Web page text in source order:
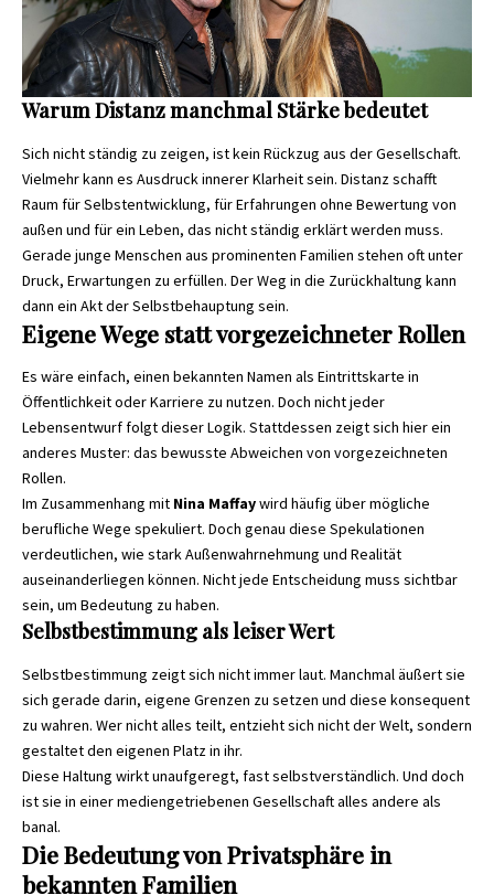
Warum Distanz manchmal Stärke bedeutet
Sich nicht ständig zu zeigen, ist kein Rückzug aus der Gesellschaft.
Vielmehr kann es Ausdruck innerer Klarheit sein. Distanz schafft
Raum für Selbstentwicklung, für Erfahrungen ohne Bewertung von
außen und für ein Leben, das nicht ständig erklärt werden muss.
Gerade junge Menschen aus prominenten Familien stehen oft unter
Druck, Erwartungen zu erfüllen. Der Weg in die Zurückhaltung kann
dann ein Akt der Selbstbehauptung sein.
Eigene Wege statt vorgezeichneter Rollen
Es wäre einfach, einen bekannten Namen als Eintrittskarte in
Öffentlichkeit oder Karriere zu nutzen. Doch nicht jeder
Lebensentwurf folgt dieser Logik. Stattdessen zeigt sich hier ein
anderes Muster: das bewusste Abweichen von vorgezeichneten
Rollen.
Im Zusammenhang mit Nina Maffaywird häufig über mögliche
berufliche Wege spekuliert. Doch genau diese Spekulationen
verdeutlichen, wie stark Außenwahrnehmung und Realität
auseinanderliegen können. Nicht jede Entscheidung muss sichtbar
sein, um Bedeutung zu haben.
Selbstbestimmung als leiser Wert
Selbstbestimmung zeigt sich nicht immer laut. Manchmal äußert sie
sich gerade darin, eigene Grenzen zu setzen und diese konsequent
zu wahren. Wer nicht alles teilt, entzieht sich nicht der Welt, sondern
gestaltet den eigenen Platz in ihr.
Diese Haltung wirkt unaufgeregt, fast selbstverständlich. Und doch
ist sie in einer mediengetriebenen Gesellschaft alles andere als
banal.
Die Bedeutung von Privatsphäre in
bekannten Familien